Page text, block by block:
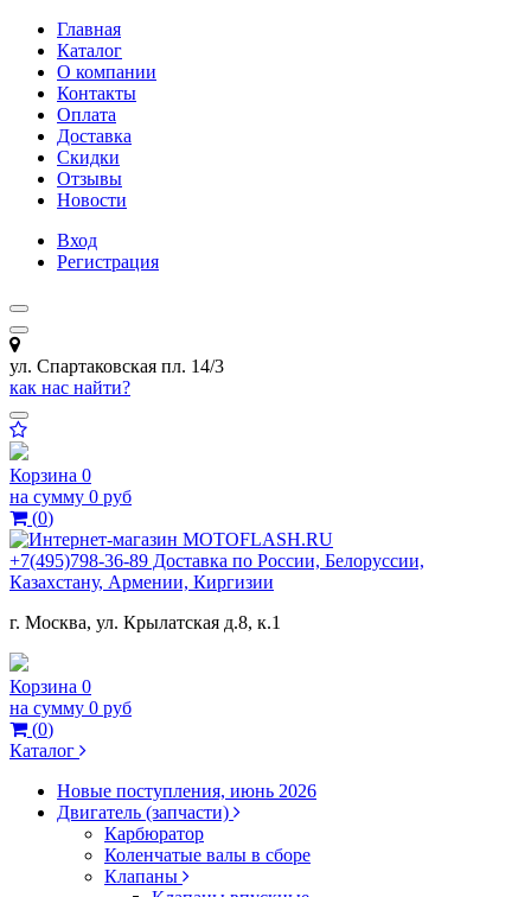
Главная
Каталог
О компании
Контакты
Оплата
Доставка
Скидки
Отзывы
Новости
Вход
Регистрация
ул. Спартаковская пл. 14/3
как нас найти?
Корзина 0
на сумму 0 руб
(0)
+7(495)798-36-89 Доставка по России, Белоруссии,
Казахстану, Армении, Киргизии
г. Москва, ул. Крылатская д.8, к.1
Корзина 0
на сумму 0 руб
(0)
Каталог
Новые поступления, июнь 2026
Двигатель (запчасти)
Карбюратор
Коленчатые валы в сборе
Клапаны